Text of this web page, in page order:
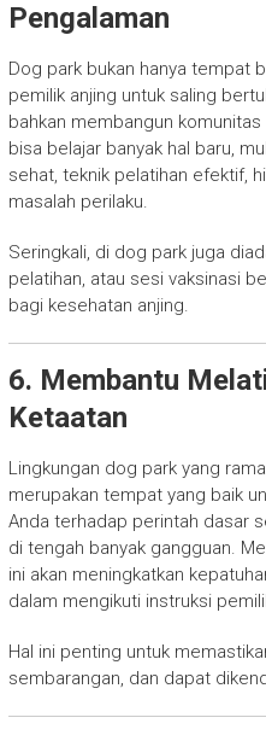
Pengalaman
Dog park bukan hanya tempat
pemilik anjing untuk saling
bahkan membangun
bisa belajar banyak hal baru,
sehat, teknik pelatihan efektif,
masalah perilaku.
Seringkali, di dog park juga
pelatihan, atau sesi vaksinasi
bagi kesehatan anjing.
6. Membantu
Ketaatan
Lingkungan dog park yang
merupakan tempat yang baik
Anda terhadap perintah dasar
di tengah banyak gangguan.
ini akan meningkatkan
dalam mengikuti instruksi
Hal ini penting untuk
sembarangan, dan dapat